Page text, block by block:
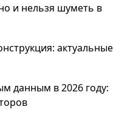
и нельзя шуметь в
актуальные
данным в 2026 году: